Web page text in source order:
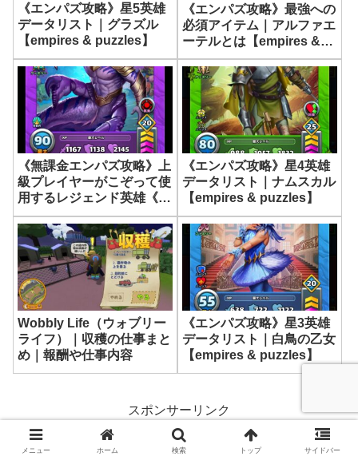
《エンパズ攻略》星5英雄
データリスト｜グラズル
【empires & puzzles】
《エンパズ攻略》最強への
必須アイテム｜アルファエ
ーテルとは【empires &
puzzles】
《無課金エンパズ攻略》上
級プレイヤーがこぞって使
用するレジェンド英雄《ポ
ルシーズ》について解説し
ます！【empires &
puzzles】
《エンパズ攻略》星4英雄
データリスト｜ナムスカル
【empires & puzzles】
Wobbly Life（ウォブリー
ライフ）｜収穫の仕事まと
め｜報酬や仕事内容
《エンパズ攻略》星3英雄
データリスト｜白鳥の乙女
【empires & puzzles】
スポンサーリンク
メニュー ホーム 検索 トップ サイドバー